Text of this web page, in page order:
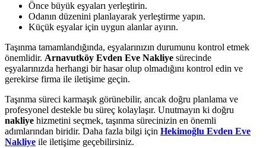
Önce büyük eşyaları yerleştirin.
Odanın düzenini planlayarak yerleştirme yapın.
Küçük eşyalar için uygun alanlar ayırın.
Taşınma tamamlandığında, eşyalarınızın durumunu kontrol etmek
önemlidir. Arnavutköy Evden Eve Nakliye sürecinde
eşyalarınızda herhangi bir hasar olup olmadığını kontrol edin ve
gerekirse firma ile iletişime geçin.
Taşınma süreci karmaşık görünebilir, ancak doğru planlama ve
profesyonel destekle bu süreç kolaylaşır. Unutmayın ki doğru
nakliye hizmetini seçmek, taşınma sürecinizin en önemli
adımlarından biridir. Daha fazla bilgi için Hekimoğlu Evden Eve
Nakliye ile iletişime geçebilirsiniz.